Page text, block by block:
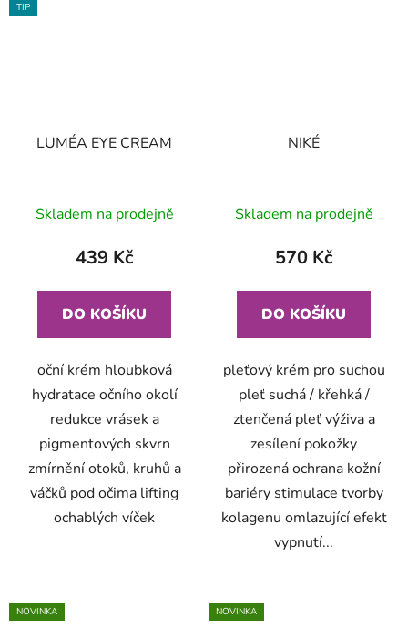
TIP
LUMÉA EYE CREAM
Skladem na prodejně
439 Kč
DO KOŠÍKU
oční krém hloubková
hydratace očního okolí
redukce vrásek a
pigmentových skvrn
zmírnění otoků, kruhů a
váčků pod očima lifting
ochablých víček
NIKÉ
Skladem na prodejně
570 Kč
DO KOŠÍKU
pleťový krém pro suchou
pleť suchá / křehká /
ztenčená pleť výživa a
zesílení pokožky
přirozená ochrana kožní
bariéry stimulace tvorby
kolagenu omlazující efekt
vypnutí...
NOVINKA NOVINKA